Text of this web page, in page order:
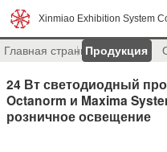
Xinmiao Exhibition System
Главная страницаПродукция
24 Вт светодиодный
Octanorm и Maxima
розничное освещение